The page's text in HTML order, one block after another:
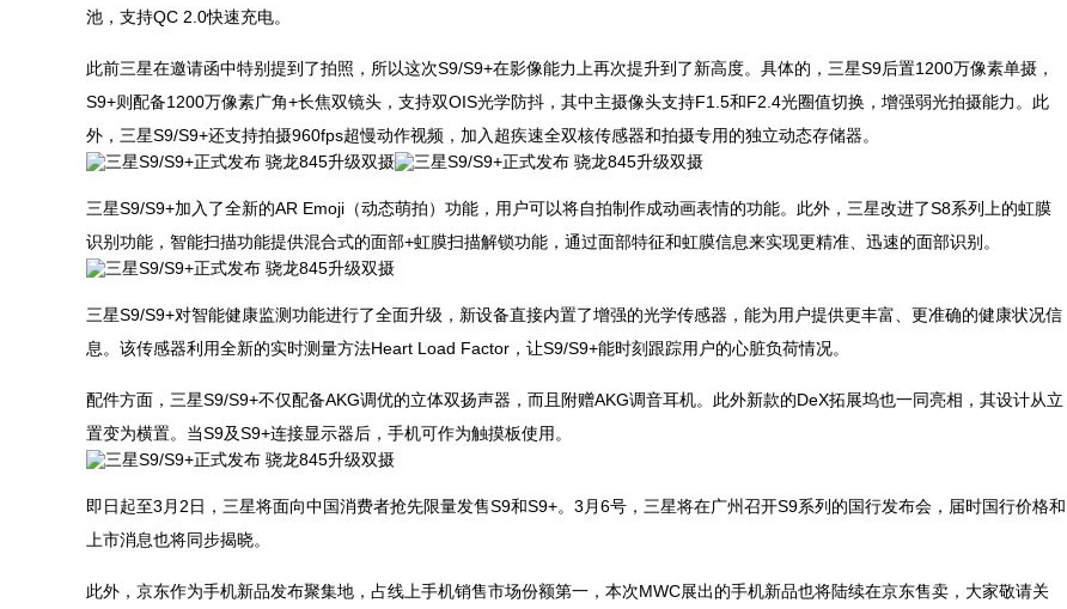
池，支持QC 2.0快速充电。
此前三星在邀请函中特别提到了拍照，所以这次S9/S9+在影像能力上再次提升到了新高度。具体的，三星S9后置1200万像素单摄，
S9+则配备1200万像素广角+长焦双镜头，支持双OIS光学防抖，其中主摄像头支持F1.5和F2.4光圈值切换，增强弱光拍摄能力。此
外，三星S9/S9+还支持拍摄960fps超慢动作视频，加入超疾速全双核传感器和拍摄专用的独立动态存储器。
三星S9/S9+加入了全新的AR Emoji（动态萌拍）功能，用户可以将自拍制作成动画表情的功能。此外，三星改进了S8系列上的虹膜
识别功能，智能扫描功能提供混合式的面部+虹膜扫描解锁功能，通过面部特征和虹膜信息来实现更精准、迅速的面部识别。
三星S9/S9+对智能健康监测功能进行了全面升级，新设备直接内置了增强的光学传感器，能为用户提供更丰富、更准确的健康状况信
息。该传感器利用全新的实时测量方法Heart Load Factor，让S9/S9+能时刻跟踪用户的心脏负荷情况。
配件方面，三星S9/S9+不仅配备AKG调优的立体双扬声器，而且附赠AKG调音耳机。此外新款的DeX拓展坞也一同亮相，其设计从立
置变为横置。当S9及S9+连接显示器后，手机可作为触摸板使用。
即日起至3月2日，三星将面向中国消费者抢先限量发售S9和S9+。3月6号，三星将在广州召开S9系列的国行发布会，届时国行价格和
上市消息也将同步揭晓。
此外，京东作为手机新品发布聚集地，占线上手机销售市场份额第一，本次MWC展出的手机新品也将陆续在京东售卖，大家敬请关